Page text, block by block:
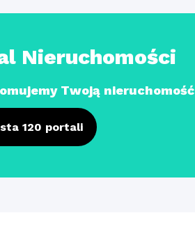
Nieruchomości
Twoją nieruchomość
120 portali